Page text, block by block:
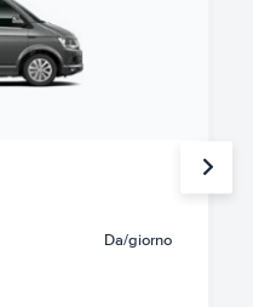
Da/giorno